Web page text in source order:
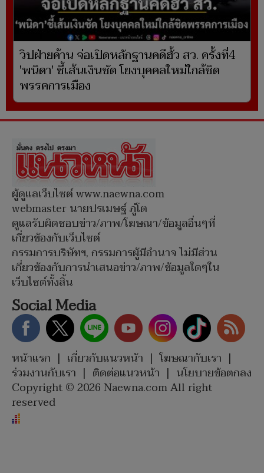
วิปฝ่ายค้าน จ่อเปิดหลักฐานคดีฮั้ว สว. ครั้งที่4
'พนิดา' ชี้เส้นเงินชัด โยงบุคคลใหม่ใกล้ชิด
พรรคการเมือง
ผู้ดูแลเว็บไซต์ www.naewna.com
webmaster นายปรเมษฐ์ ภู่โต
ดูแลรับผิดชอบข่าว/ภาพ/โฆษณา/ข้อมูลอื่นๆที่
เกี่ยวข้องกับเว็บไซต์
กรรมการบริษัทฯ, กรรมการผู้มีอำนาจ ไม่มีส่วน
เกี่ยวข้องกับการนำเสนอข่าว/ภาพ/ข้อมูลใดๆใน
เว็บไซต์ทั้งสิ้น
Social Media
หน้าแรก | เกี่ยวกับแนวหน้า | โฆษณากับเรา |
ร่วมงานกับเรา | ติดต่อแนวหน้า | นโยบายข้อตกลง
Copyright © 2026 Naewna.com All right
reserved